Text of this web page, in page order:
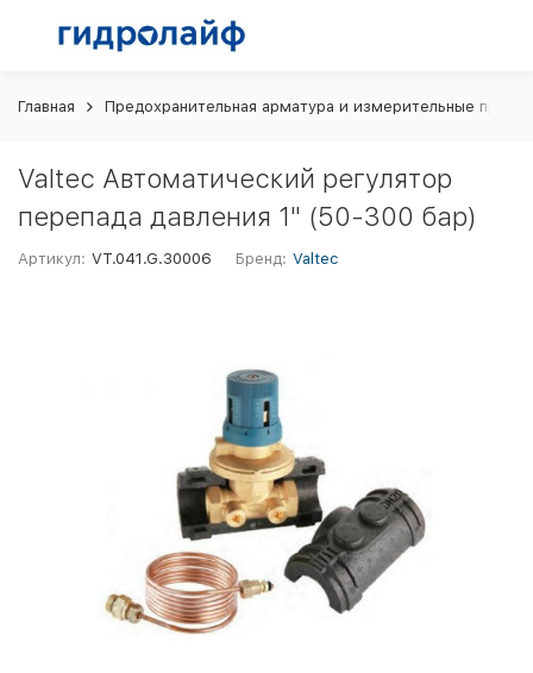
Главная Предохранительная арматура и измерительные
Valtec Автоматический регулятор
перепада давления 1" (50-300 бар)
Артикул: VT.041.G.30006 Бренд: Valtec